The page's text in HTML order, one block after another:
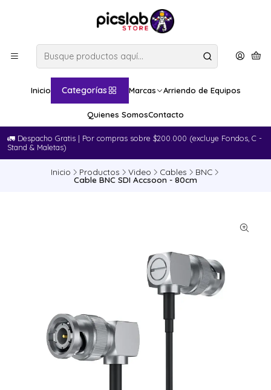
Inicio Categorías Marcas Arriendo de Equipos
Quienes SomosContacto
🚛​ Despacho Gratis | Por compras sobre $200.000 (excluye Fondos, C -
Stand & Maletas)
Inicio Productos Video Cables BNC
Cable BNC SDI Accsoon - 80cm